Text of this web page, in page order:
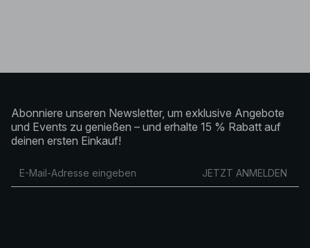
Abonniere unseren Newsletter, um exklusive Angebote
und Events zu genießen – und erhalte 15 % Rabatt auf
deinen ersten Einkauf!
JETZT ANMELDEN